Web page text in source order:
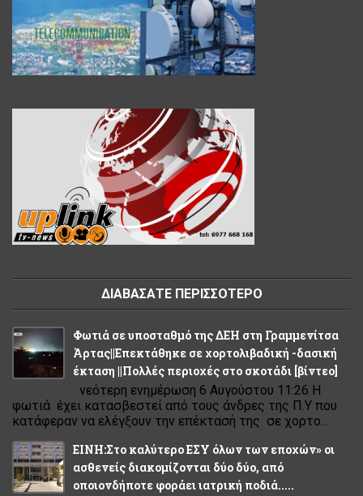
ΔΙΑΒΑΣΑΤΕ ΠΕΡΙΣΣΟΤΕΡΟ
Φωτιά σε υποσταθμό της ΔΕΗ στη Γραμμενίτσα
Άρτας||Επεκτάθηκε σε χορτολιβαδική -δασική
έκταση ||Πολλές περιοχές στο σκοτάδι [βίντεο]
νεότερη ενημέρωση 6 Αυγούστου 11:26 Η
φωτιά έχει κατασβεστεί από τους άνδρες της Π.Υ που
κατάφεραν να ελέγξουν την επέκτασή της σε χορτο...
ΕΙΝΗ:Στο καλύτερο ΕΣΥ όλων των εποχών» οι
ασθενείς διακομίζονται δύο δύο, από
οποιονδήποτε φοράει ιατρική ποδιά.....